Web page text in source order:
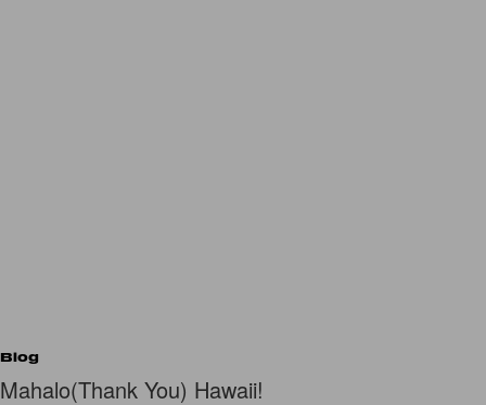
Blog
Mahalo(Thank You) Hawaii!